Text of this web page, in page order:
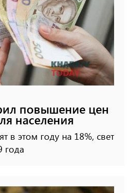
повышение цен
населения
в этом году на 18%, свет
года